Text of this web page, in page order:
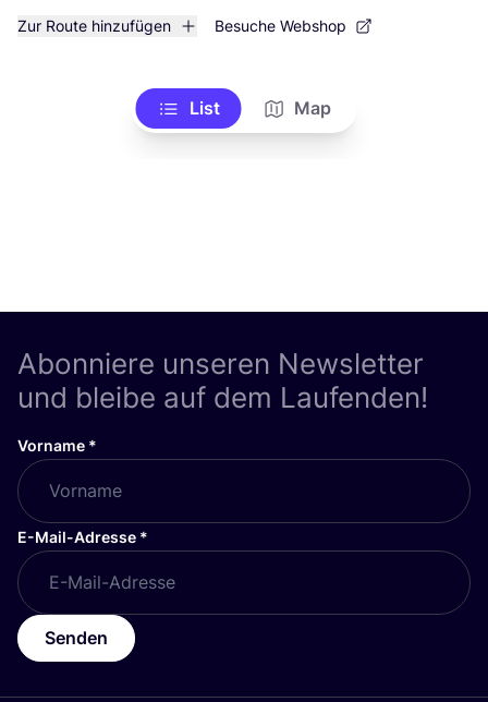
Zur Route hinzufügen Besuche Webshop
List Map
Abonniere unseren Newsletter
und bleibe auf dem Laufenden!
Vorname *
E-Mail-Adresse *
Senden